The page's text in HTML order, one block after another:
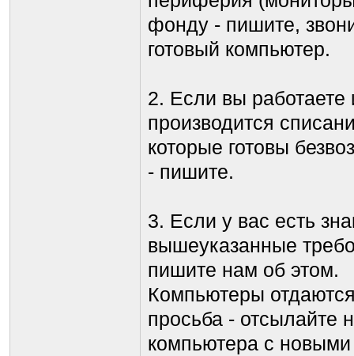
фонду - пишите,
готовый компьютер.
2. Если вы работаете
производится
которые готовы
- пишите.
3. Если у вас есть
вышеуказанные
пишите нам об этом.
Компьютеры
просьба - отсылайте
компьютера с